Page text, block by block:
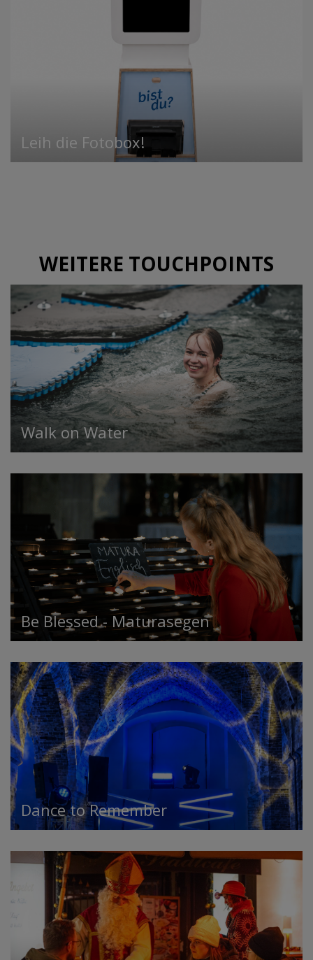
Leih die Fotobox!
WEITERE TOUCHPOINTS
Walk on Water
Be Blessed - Maturasegen
Dance to Remember